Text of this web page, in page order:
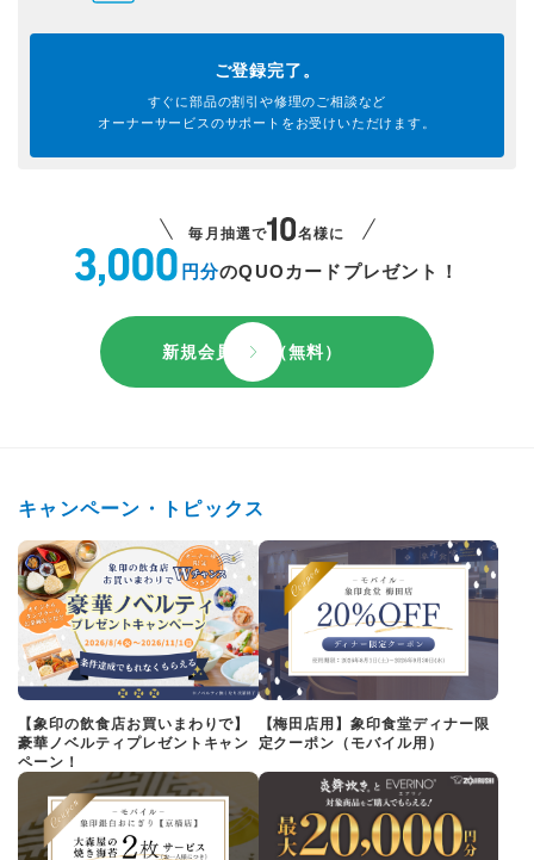
ご登録完了。
すぐに部品の割引や修理のご相談など
オーナーサービスのサポートを お受けいただけます。
毎月抽選で 名様に
円分のQUOカードプレゼント！
新規会員登録（無料）
キャンペーン・トピックス
【象印の飲食店お買いまわりで】
豪華ノベルティプレゼントキャン
ペーン！
【梅田店用】象印食堂ディナー限
定クーポン（モバイル用）